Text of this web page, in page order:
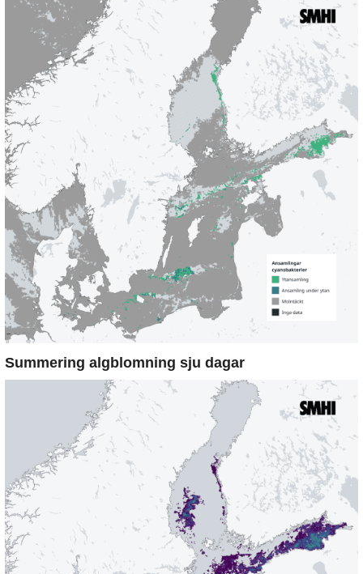
Summering algblomning sju dagar